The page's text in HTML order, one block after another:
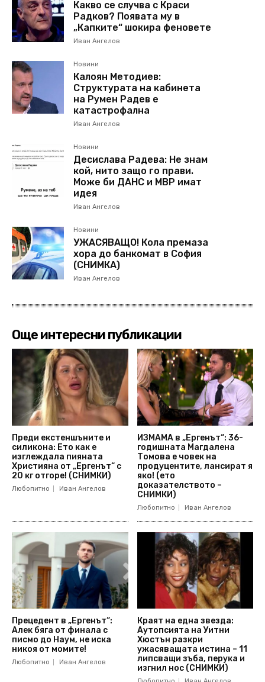
Какво се случва с Краси
Радков? Появата му в
„Капките“ шокира феновете
Иван Ангелов
Новини
Калоян Методиев:
Структурата на кабинета
на Румен Радев е
катастрофална
Иван Ангелов
Новини
Десислава Радева: Не знам
кой, нито защо го прави.
Може би ДАНС и МВР имат
идея
Иван Ангелов
Новини
УЖАСЯВАЩО! Кола премаза
хора до банкомат в София
(СНИМКА)
Иван Ангелов
Още интересни публикации
Преди екстеншъните и
силикона: Ето как е
изглеждала пияната
Християна от „Ергенът“ с
20 кг отгоре! (СНИМКИ)
Любопитно Иван Ангелов
ИЗМАМА в „Ергенът“: 36-
годишната Магдалена
Томова е човек на
продуцентите, лансират я
яко! (ето
доказателството –
СНИМКИ)
Любопитно Иван Ангелов
Прецедент в „Ергенът“:
Алек бяга от финала с
писмо до Наум, не иска
никоя от момите!
Любопитно Иван Ангелов
Краят на една звезда:
Аутопсията на Уитни
Хюстън разкри
ужасяващата истина – 11
липсващи зъба, перука и
изгнил нос (СНИМКИ)